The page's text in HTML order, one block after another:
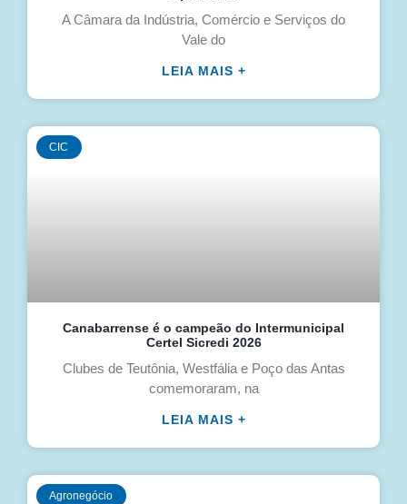
A Câmara da Indústria, Comércio e Serviços do
Vale do
LEIA MAIS +
CIC
Canabarrense é o campeão do Intermunicipal
Certel Sicredi 2026
Clubes de Teutônia, Westfália e Poço das Antas
comemoraram, na
LEIA MAIS +
Agronegócio